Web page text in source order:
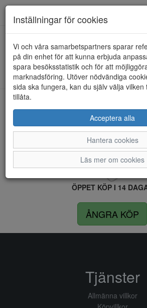
HEM ANDREA CONTI
Kunde inte hitta några artiklar...
LEVERANS INOM 4 DAGAR
FRI FRAKT VID KÖP ÖVER
ÖPPET KÖP I 14
ÅNGRA KÖP
Inställningar för cookies
Vi och våra samarbetspartners sparar
på din enhet för att kunna erbjuda
spara besöksstatistik och för att
marknadsföring. Utöver nödvändiga
sida ska fungera, kan du själv välja vilken
tillåta.
Acceptera alla
Hantera cookies
Läs mer om cookies
Tjänster
Allmänna villkor